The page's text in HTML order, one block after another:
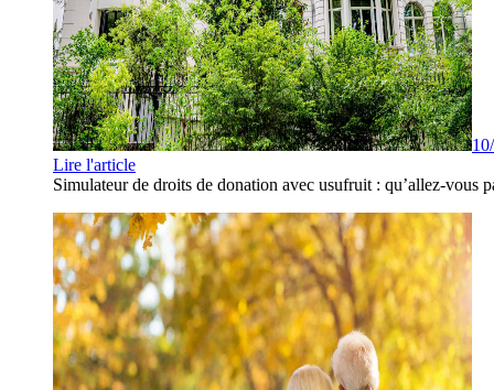
Lire l'article
Simulateur de droits de donation avec usufruit : qu’allez-vous